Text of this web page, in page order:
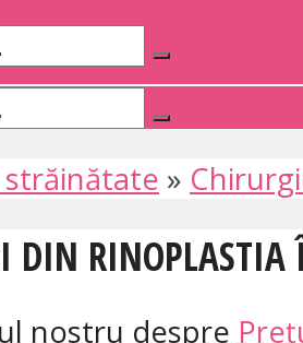
străinătate »
DIN
nostru despre